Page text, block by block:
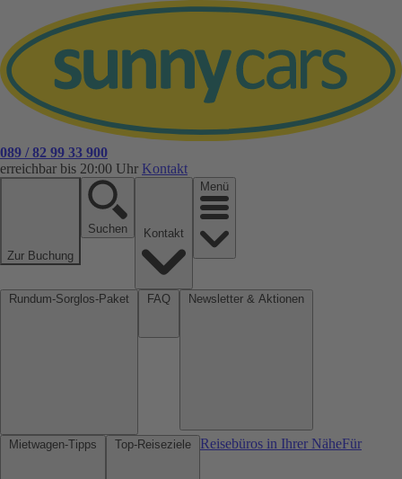
089 / 82 99 33 900
erreichbar bis 20:00 Uhr Kontakt
Zur Buchung
Suchen
Menü
Reisebüros in Ihrer NäheFür